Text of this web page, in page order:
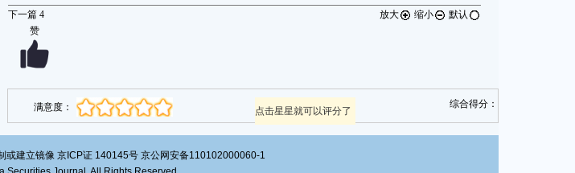
下一篇 4 放大 缩小
默认
赞
满意度： 点击星星就可以评分了
综合得分：
或建立镜像 京ICP证 140145号 京公网安备110102000060-1